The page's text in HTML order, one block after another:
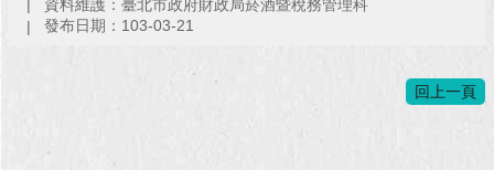
網
站
資料維護：臺北市政府財政局菸酒暨稅務管理科
發布日期：103-03-21
回上一頁